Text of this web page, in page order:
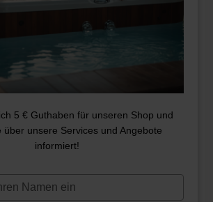
SOLAR HEATER
5 € Guthaben für unseren Shop und
über unsere Services und Angebote
informiert!